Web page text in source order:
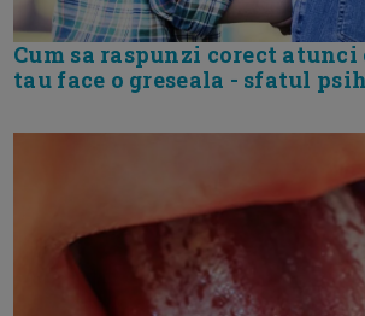
Cum sa raspunzi corect
tau face o greseala - sfatul